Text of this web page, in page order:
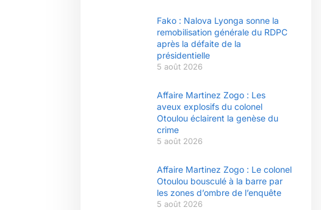
Fako : Nalova Lyonga sonne la
remobilisation générale du RDPC
après la défaite de la
présidentielle
5 août 2026
Affaire Martinez Zogo : Les
aveux explosifs du colonel
Otoulou éclairent la genèse du
crime
5 août 2026
Affaire Martinez Zogo : Le colonel
Otoulou bousculé à la barre par
les zones d’ombre de l’enquête
5 août 2026